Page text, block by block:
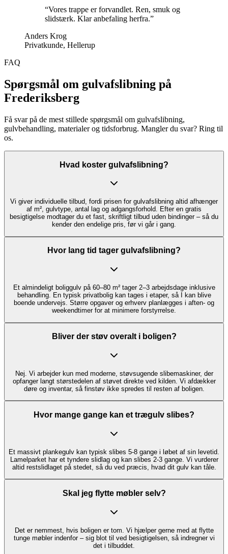
“Vores trappe er forvandlet. Ren, smuk og
slidstærk. Klar anbefaling herfra.”
Anders Krog
Privatkunde, Hellerup
FAQ
Spørgsmål om gulvafslibning på
Frederiksberg
Få svar på de mest stillede spørgsmål om gulvafslibning,
gulvbehandling, materialer og tidsforbrug. Mangler du svar? Ring til
os.
Hvad koster gulvafslibning?
Vi giver individuelle tilbud, fordi prisen for gulvafslibning altid afhænger
af m², gulvtype, antal lag og adgangsforhold. Efter en gratis
besigtigelse modtager du et fast, skriftligt tilbud uden bindinger – så du
kender den endelige pris, før vi går i gang.
Hvor lang tid tager gulvafslibning?
Et almindeligt bolig­gulv på 60–80 m² tager 2–3 arbejdsdage inklusive
behandling. En typisk privatbolig kan tages i etaper, så I kan blive
boende undervejs. Større opgaver og erhverv planlægges i aften- og
weekendtimer for at minimere forstyrrelse.
Bliver der støv overalt i boligen?
Nej. Vi arbejder kun med moderne, støvsugende slibemaskiner, der
opfanger langt størstedelen af støvet direkte ved kilden. Vi afdækker
døre og inventar, så finstøv ikke spredes til resten af boligen.
Hvor mange gange kan et trægulv slibes?
Et massivt plankegulv kan typisk slibes 5-8 gange i løbet af sin levetid.
Lamelparket har et tyndere slidlag og kan slibes 2-3 gange. Vi vurderer
altid restslidlaget på stedet, så du ved præcis, hvad dit gulv kan tåle.
Skal jeg flytte møbler selv?
Det er nemmest, hvis boligen er tom. Vi hjælper gerne med at flytte
tunge møbler indenfor – sig blot til ved besigtigelsen, så indregner vi
det i tilbuddet.